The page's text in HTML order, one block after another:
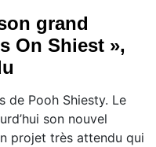
grand
On Shiest »,
de Pooh Shiesty. Le
son nouvel
projet très attendu qui